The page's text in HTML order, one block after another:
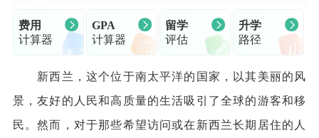
费用
计算器
GPA
计算器
留学
评估
升学
路径
新西兰，这个位于南太平洋的国家，以其美丽的风
景，友好的人民和高质量的生活吸引了全球的游客和移
民。然而，对于那些希望访问或在新西兰长期居住的人